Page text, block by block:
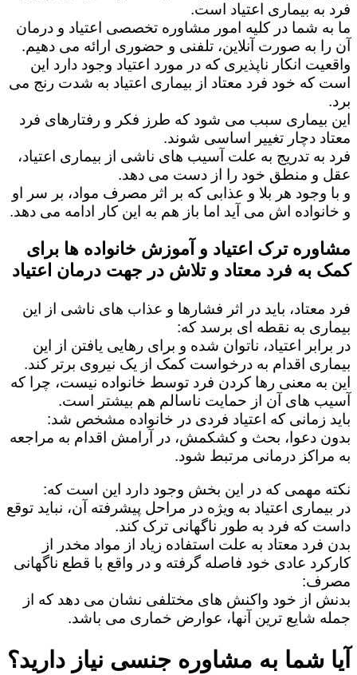
فرد به بیماری اعتیاد است.
ما به شما در کلیه امور مشاوره تخصصی اعتیاد و درمان
آن را به صورت آنلاین، تلفنی و حضوری ارائه می دهیم.
واقعیت انکار ناپذیری که در مورد اعتیاد وجود دارد این
است که خود فرد معتاد از بیماری اعتیاد به شدت رنج می
برد.
این بیماری سبب می شود که طرز فکر و رفتارهای فرد
معتاد دچار تغییر اساسی شوند.
فرد به تدریج به علت آسیب های ناشی از بیماری اعتیاد،
عقل و منطق خود را از دست می دهد.
و با وجود هر بلا و عذابی که بر اثر مصرف مواد، بر سر او
و خانواده اش می آید اما باز هم به این کار ادامه می دهد.
مشاوره ترک اعتیاد و آموزش خانواده ها برای
کمک به فرد معتاد و تلاش در جهت درمان اعتیاد
فرد معتاد، باید در اثر فشارها و عذاب های ناشی از این
بیماری به نقطه ای برسد که:
در برابر اعتیاد، ناتوان شده و برای رهایی یافتن از این
بیماری اقدام به درخواست کمک از یک نیروی برتر کند.
این به معنی رها کردن فرد توسط خانواده نیست، چرا که
آسیب های آن از حمایت ناسالم هم بیشتر است.
باید زمانی که اعتیاد فردی در خانواده مشخص شد:
بدون دعوا، بحث و کشکمش، در آرامش اقدام به مراجعه
به مراکز درمانی مرتبط شود.
نکته مهمی که در این بخش وجود دارد این است که:
در بیماری اعتیاد به ویژه در مراحل پیشرفته آن، نباید توقع
داست که فرد به طور ناگهانی ترک کند.
بدن فرد معتاد به علت استفاده زیاد از مواد مخدر از
کارکرد عادی خود فاصله گرفته و در واقع با قطع ناگهانی
مصرف:
بدنش از خود واکنش های مختلفی نشان می دهد که از
جمله شایع ترین آنها، عوارض خماری می باشد.
آیا شما به مشاوره جنسی نیاز دارید؟